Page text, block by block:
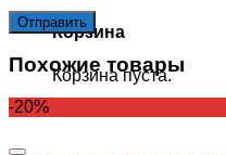
Корзина
Корзина пуста.
Похожие товары
-20%